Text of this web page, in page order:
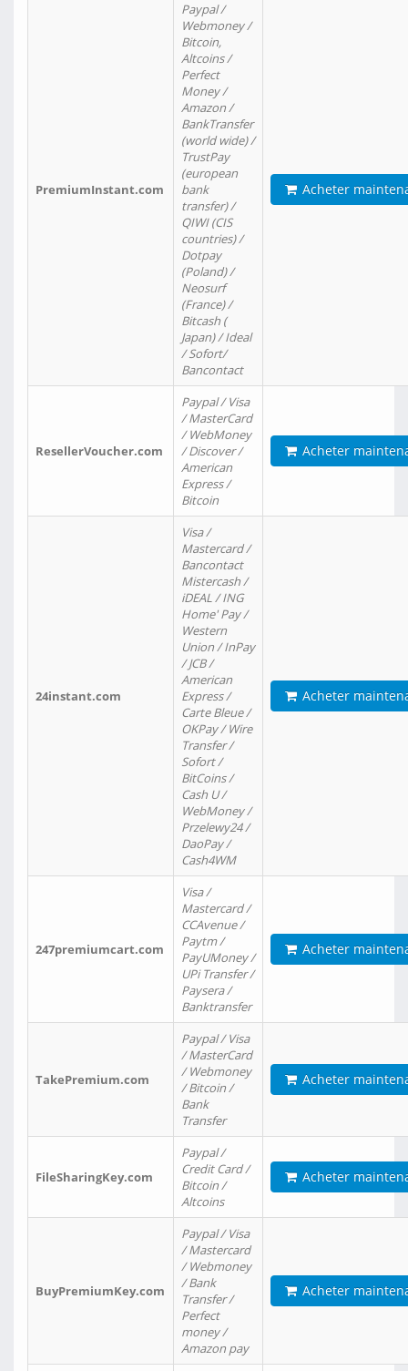
PremiumInstant.com
Paypal /
Webmoney /
Bitcoin,
Altcoins /
Perfect
Money /
Amazon /
BankTransfer
(world wide) /
TrustPay
(european
bank
transfer) /
QIWI (CIS
countries) /
Dotpay
(Poland) /
Neosurf
(France) /
Bitcash (
Japan) / Ideal
/ Sofort/
Bancontact
Acheter
ResellerVoucher.com
Paypal / Visa
/ MasterCard
/ WebMoney
/ Discover /
American
Express /
Bitcoin
Acheter
24instant.com
Visa /
Mastercard /
Bancontact
Mistercash /
iDEAL / ING
Home' Pay /
Western
Union / InPay
/ JCB /
American
Express /
Carte Bleue /
OKPay / Wire
Transfer /
Sofort /
BitCoins /
Cash U /
WebMoney /
Przelewy24 /
DaoPay /
Cash4WM
Acheter
247premiumcart.com
Visa /
Mastercard /
CCAvenue /
Paytm /
PayUMoney /
UPi Transfer /
Paysera /
Banktransfer
Acheter
TakePremium.com
Paypal / Visa
/ MasterCard
/ Webmoney
/ Bitcoin /
Bank
Transfer
Acheter
FileSharingKey.com
Paypal /
Credit Card /
Bitcoin /
Altcoins
Acheter
BuyPremiumKey.com
Paypal / Visa
/ Mastercard
/ Webmoney
/ Bank
Transfer /
Perfect
money /
Amazon pay
Acheter